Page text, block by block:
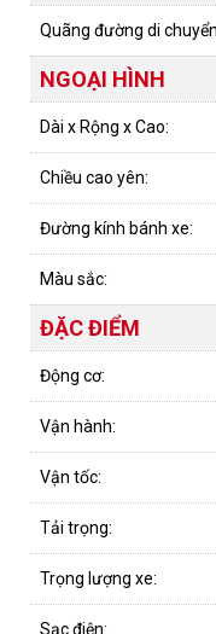
Quãng đường di
NGOẠI HÌNH
Dài x Rộng x Cao:
Chiều cao yên:
Đường kính bánh xe:
Màu sắc:
ĐẶC ĐIỂM
Động cơ:
Vận hành:
Vận tốc:
Tải trọng:
Trọng lượng xe:
Sạc điện: